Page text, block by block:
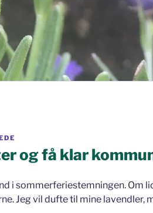
og få klar
i sommerferiestemningen. Om
Jeg vil dufte til mine lavendler,